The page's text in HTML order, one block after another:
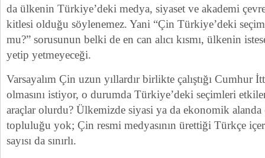
da ülkenin Türkiye’deki medya, siyaset ve akademi
kitlesi olduğu söylenemez. Yani “Çin Türkiye’deki
mu?” sorusunun belki de en can alıcı kısmı, ülkenin
yetip yetmeyeceği.
Varsayalım Çin uzun yıllardır birlikte çalıştığı Cumhur
olmasını istiyor, o durumda Türkiye’deki seçimleri
araçlar olurdu? Ülkemizde siyasi ya da ekonomik
topluluğu yok; Çin resmi medyasının ürettiği Türkçe
sayısı da sınırlı.